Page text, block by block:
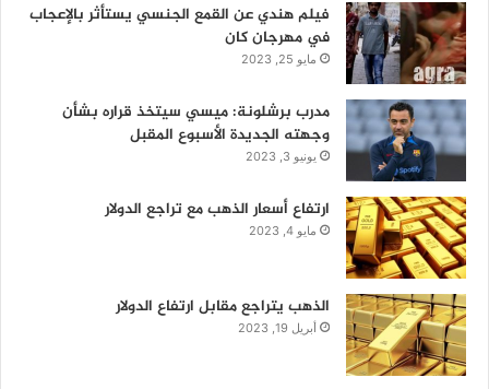
فيلم هندي عن القمع الجنسي يستأثر بالإعجاب
في مهرجان كان
مايو 25, 2023
مدرب برشلونة: ميسي سيتخذ قراره بشأن
وجهته الجديدة الأسبوع المقبل
يونيو 3, 2023
ارتفاع أسعار الذهب مع تراجع الدولار
مايو 4, 2023
الذهب يتراجع مقابل ارتفاع الدولار
أبريل 19, 2023